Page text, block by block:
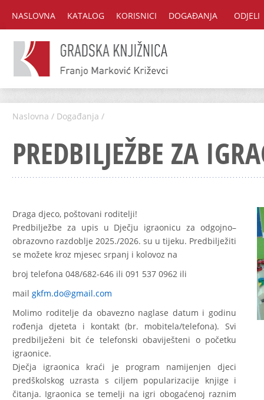
NASLOVNA KATALOG KORISNICI DOGAĐANJA ODJELI
Naslovna / Događanja /
PREDBILJEŽBE ZA
Draga djeco, poštovani roditelji!
Predbilježbe za upis u Dječju igraonicu za odgojno–
obrazovno razdoblje 2025./2026. su u tijeku. Predbilježiti
se možete kroz mjesec srpanj i kolovoz na
broj telefona 048/682-646 ili 091 537 0962 ili
mail gkfm.do@gmail.com
Molimo roditelje da obavezno naglase datum i godinu
rođenja djeteta i kontakt (br. mobitela/telefona). Svi
predbilježeni bit će telefonski obaviješteni o početku
igraonice.
Dječja igraonica kraći je program namijenjen djeci
predškolskog uzrasta s ciljem popularizacije knjige i
čitanja. Igraonica se temelji na igri obogaćenoj raznim